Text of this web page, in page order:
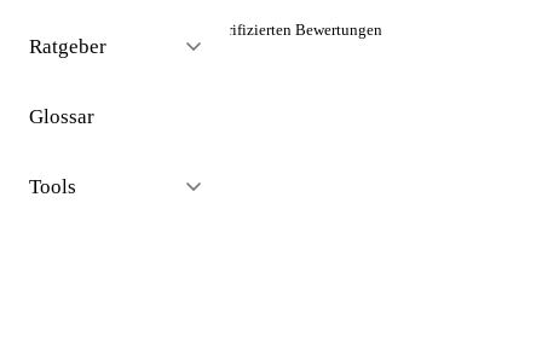
Ratgeber
Glossar
Tools
Noch keine verifizierten Bewertungen